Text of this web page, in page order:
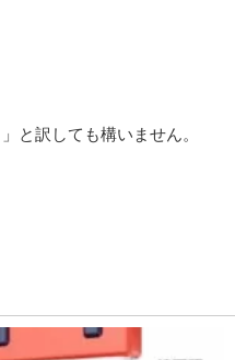
と訳しても構いません。